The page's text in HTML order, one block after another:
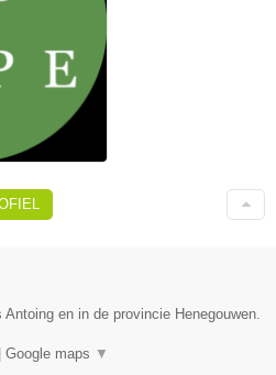
en in de provincie Henegouwen.
Google maps ▼